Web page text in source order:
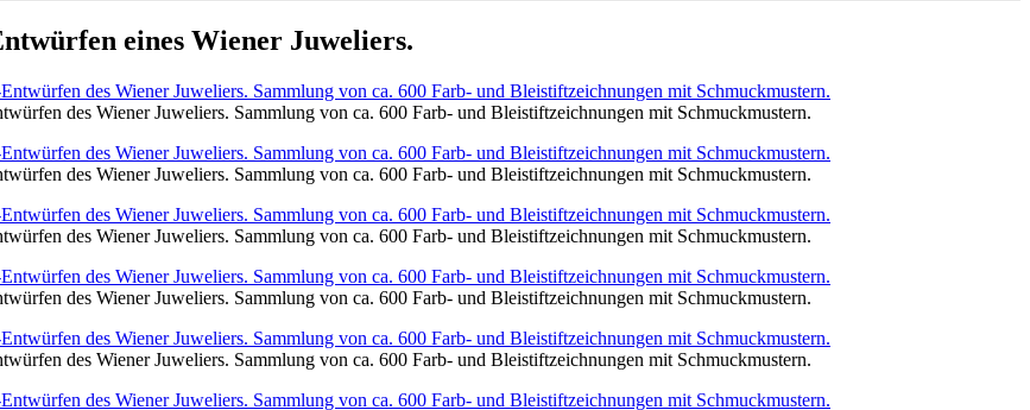
eines Wiener Juweliers.
des Wiener Juweliers. Sammlung von ca. 600 Farb- und Bleistiftzeichnungen mit Schmuckmustern.
des Wiener Juweliers. Sammlung von ca. 600 Farb- und Bleistiftzeichnungen mit Schmuckmustern.
des Wiener Juweliers. Sammlung von ca. 600 Farb- und Bleistiftzeichnungen mit Schmuckmustern.
des Wiener Juweliers. Sammlung von ca. 600 Farb- und Bleistiftzeichnungen mit Schmuckmustern.
des Wiener Juweliers. Sammlung von ca. 600 Farb- und Bleistiftzeichnungen mit Schmuckmustern.